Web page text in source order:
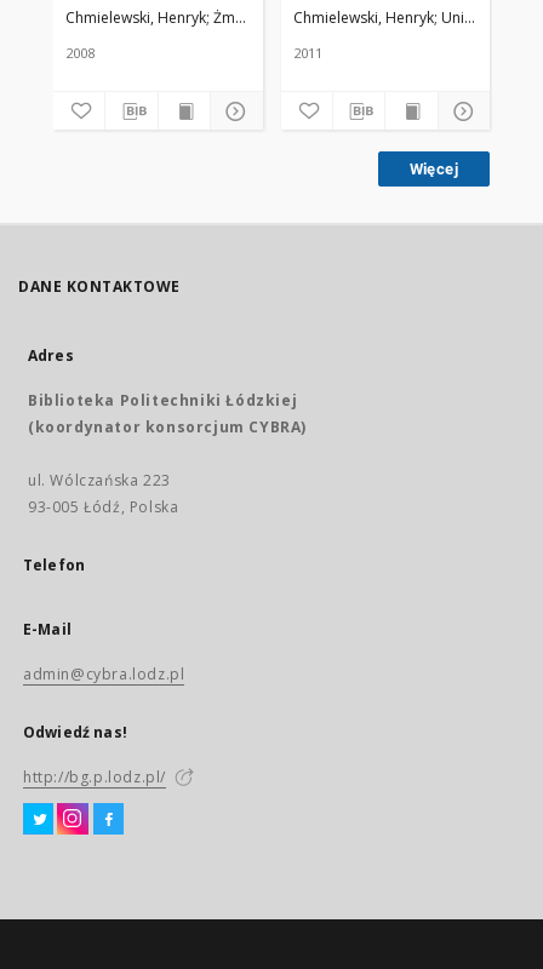
Medycznego w Łodzi
Chmielewski, Henryk Żmuda, Ryszard. Red. nacz.
2008
Chmielewski, Henryk Uniwersytet
2011
Więcej
DANE KONTAKTOWE
Adres
Biblioteka Politechniki Łódzkiej
(koordynator konsorcjum CYBRA)
ul. Wólczańska 223
93-005 Łódź, Polska
Telefon
E-Mail
admin@cybra.lodz.pl
Odwiedź nas!
http://bg.p.lodz.pl/